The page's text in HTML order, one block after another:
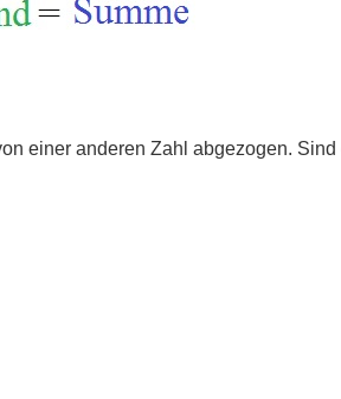
einer anderen Zahl abgezogen.